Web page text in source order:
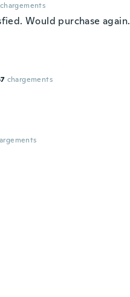
chargements
Would purchase again.
chargements